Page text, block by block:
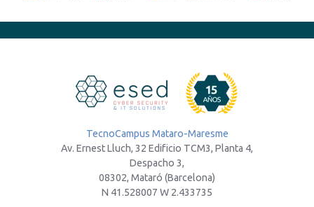
TecnoCampus Mataro-Maresme
Av. Ernest Lluch, 32 Edificio TCM3, Planta 4,
Despacho 3,
08302, Mataró (Barcelona)
N 41.528007 W 2.433735